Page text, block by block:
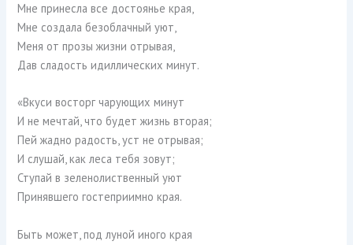
Мне принесла все достоянье края,
Мне создала безоблачный уют,
Меня от прозы жизни отрывая,
Дав сладость идиллических минут.
«Вкуси восторг чарующих минут
И не мечтай, что будет жизнь вторая;
Пей жадно радость, уст не отрывая;
И слушай, как леса тебя зовут;
Ступай в зеленолиственный уют
Принявшего гостеприимно края.
Быть может, под луной иного края